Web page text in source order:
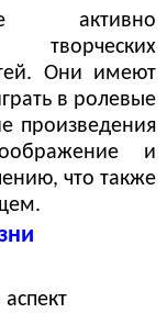
активно
Они имеют
в ролевые
произведения
и
что также